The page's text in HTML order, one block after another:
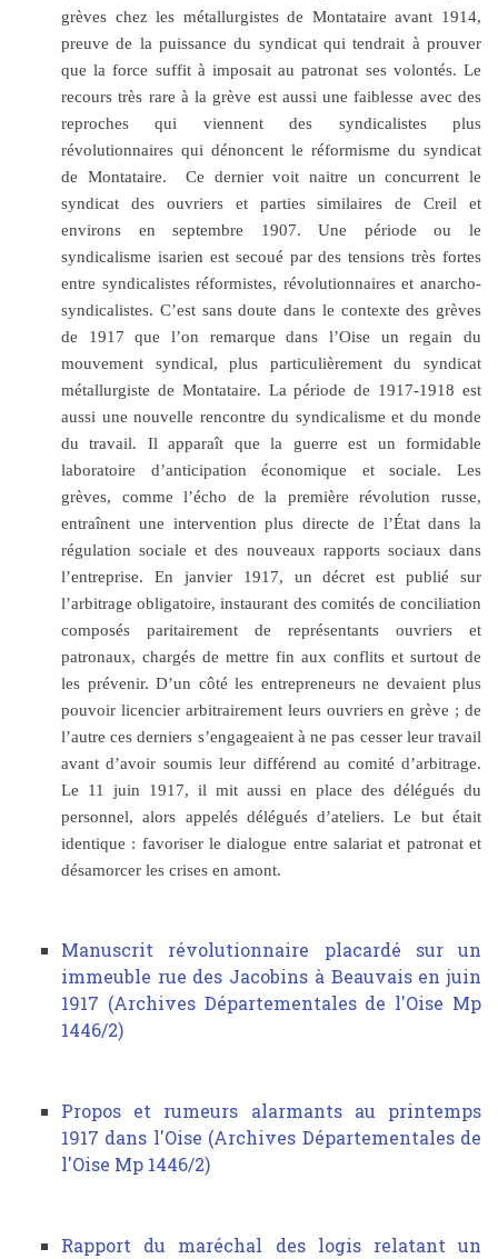
grèves chez les métallurgistes de Montataire avant 1914,
preuve de la puissance du syndicat qui tendrait à prouver
que la force suffit à imposait au patronat ses volontés. Le
recours très rare à la grève est aussi une faiblesse avec des
reproches qui viennent des syndicalistes plus
révolutionnaires qui dénoncent le réformisme du syndicat
de Montataire. Ce dernier voit naitre un concurrent le
syndicat des ouvriers et parties similaires de Creil et
environs en septembre 1907. Une période ou le
syndicalisme isarien est secoué par des tensions très fortes
entre syndicalistes réformistes, révolutionnaires et anarcho-
syndicalistes. C’est sans doute dans le contexte des grèves
de 1917 que l’on remarque dans l’Oise un regain du
mouvement syndical, plus particulièrement du syndicat
métallurgiste de Montataire. La période de 1917-1918 est
aussi une nouvelle rencontre du syndicalisme et du monde
du travail. Il apparaît que la guerre est un formidable
laboratoire d’anticipation économique et sociale. Les
grèves, comme l’écho de la première révolution russe,
entraînent une intervention plus directe de l’État dans la
régulation sociale et des nouveaux rapports sociaux dans
l’entreprise. En janvier 1917, un décret est publié sur
l’arbitrage obligatoire, instaurant des comités de conciliation
composés paritairement de représentants ouvriers et
patronaux, chargés de mettre fin aux conflits et surtout de
les prévenir. D’un côté les entrepreneurs ne devaient plus
pouvoir licencier arbitrairement leurs ouvriers en grève ; de
l’autre ces derniers s’engageaient à ne pas cesser leur travail
avant d’avoir soumis leur différend au comité d’arbitrage.
Le 11 juin 1917, il mit aussi en place des délégués du
personnel, alors appelés délégués d’ateliers. Le but était
identique : favoriser le dialogue entre salariat et patronat et
désamorcer les crises en amont.
Manuscrit révolutionnaire placardé sur un
immeuble rue des Jacobins à Beauvais en juin
1917 (Archives Départementales de l'Oise Mp
1446/2)
Propos et rumeurs alarmants au printemps
1917 dans l'Oise (Archives Départementales de
l'Oise Mp 1446/2)
Rapport du maréchal des logis relatant un